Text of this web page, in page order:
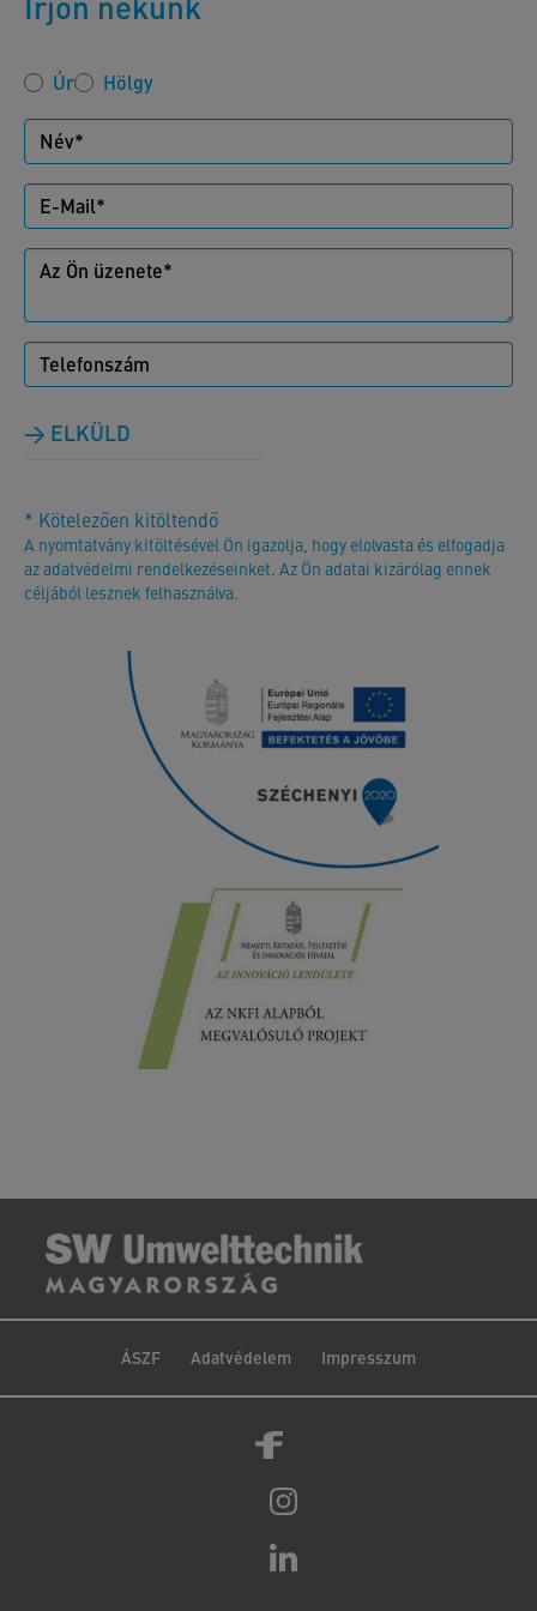
Úr Hölgy
ELKÜLD
* Kötelezően kitöltendő
A nyomtatvány kitöltésével Ön igazolja, hogy elolvasta és elfogadja
az adatvédelmi rendelkezéseinket. Az Ön adatai kizárólag ennek
céljából lesznek felhasználva.
ÁSZF Adatvédelem Impresszum